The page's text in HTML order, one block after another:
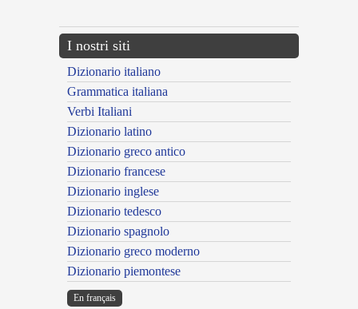
I nostri siti
Dizionario italiano
Grammatica italiana
Verbi Italiani
Dizionario latino
Dizionario greco antico
Dizionario francese
Dizionario inglese
Dizionario tedesco
Dizionario spagnolo
Dizionario greco moderno
Dizionario piemontese
En français